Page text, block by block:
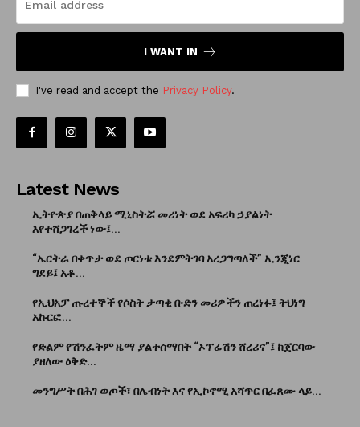
I WANT IN
I've read and accept the Privacy Policy.
Latest News
ኢትዮጵያ በጠቅላይ ሚኒስትሯ መሪነት ወደ አፍሪካ ኃያልነት
እየተሸጋገረች ነው፤...
“ኤርትራ በቀጥታ ወደ ጦርነቱ እንደምትገባ አረጋግጣለች” ኢንጂነር
ግደይ፤ አቶ...
የኢህአፓ ጡረተኞች የሶስት ታጣቂ ቡድን መሪዎችን ጠረነፉ፤ ትህነግ
አኩርፎ...
የድልም የሽንፈትም ዜማ ያልተሰማበት “ኦፕሬሽን ሸረሪና”፤ ከጀርባው
ያዘለው ዕቅድ...
መንግሥት በሕገ ወጦች፣ በሌብነት እና የኢኮኖሚ አሻጥር በፈጸሙ ላይ...